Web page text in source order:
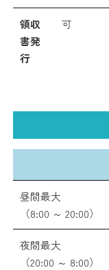
領収
書発
行
可
昼間最大
（8:00 ～ 20:00）
夜間最大
（20:00 ～ 8:00）